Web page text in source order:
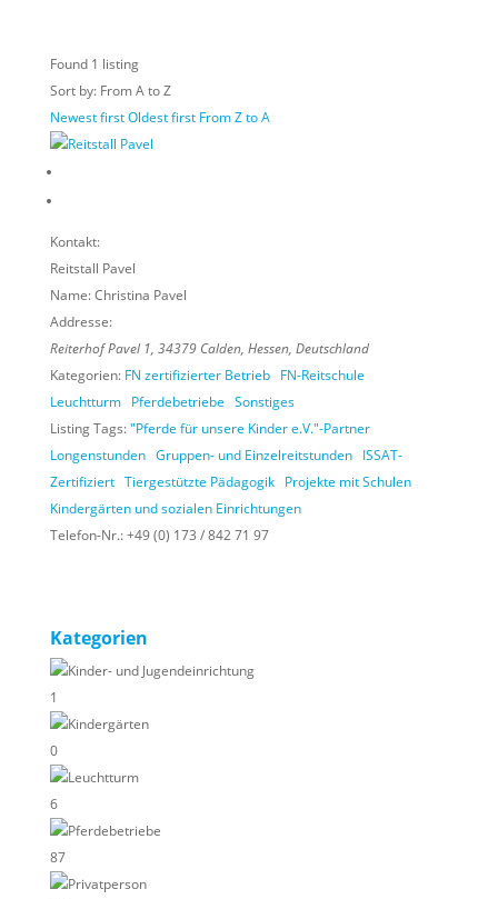
Found 1 listing
Sort by: From A to Z
Newest firstOldest first From Z to A
Kontakt:
Reitstall Pavel
Name:Christina Pavel
Addresse:
Reiterhof Pavel 1, 34379Calden, Hessen, Deutschland
Kategorien: FN zertifizierter Betrieb FN-Reitschule
Leuchtturm Pferdebetriebe Sonstiges
Listing Tags:"Pferde für unsere Kinder e.V."-Partner
Longenstunden Gruppen- und Einzelreitstunden ISSAT-
Zertifiziert Tiergestützte Pädagogik Projekte mit Schulen
Kindergärten und sozialen Einrichtungen
Telefon-Nr.:+49 (0) 173 / 842 71 97
Kategorien
Kinder- und Jugendeinrichtung
1
Kindergärten
0
Leuchtturm
6
Pferdebetriebe
87
Privatperson